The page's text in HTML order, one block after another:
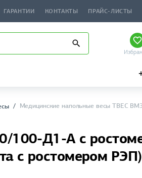
ГАРАНТИИ КОНТАКТЫ ПРАЙС-ЛИСТЫ
Медицинские напольные весы ТВЕС
100-Д1-А с
с ростомером РЭП)